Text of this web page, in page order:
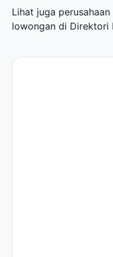
Lihat juga
lowongan di Direktori